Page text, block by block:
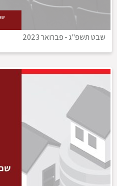
שבט תשפ"ג-פברואר 2023